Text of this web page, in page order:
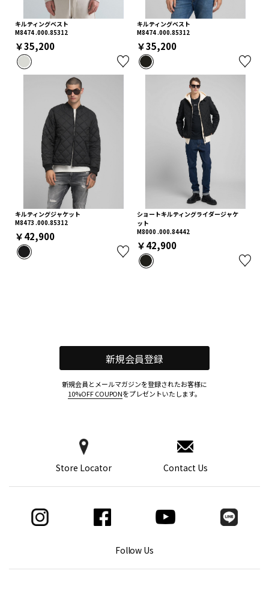
キルティングベスト
M8474 .000.85312
￥35,200
キルティングベスト
M8474 .000.85312
￥35,200
キルティングジャケット
M8473 .000.85312
￥42,900
ショートキルティングライダージャケ
ット
M8000 .000.84442
￥42,900
Follow Us
Store Locator Contact Us
新規会員登録
新規会員とメールマガジンを登録されたお客様に
10%OFF COUPONをプレゼントいたします。